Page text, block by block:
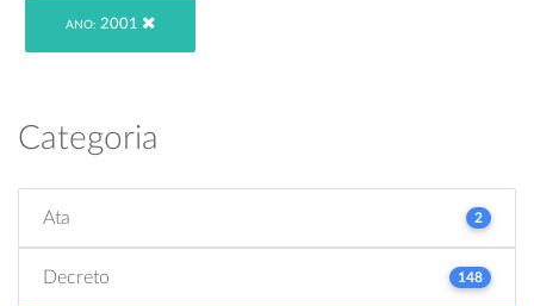
ANO: 2001
Categoria
Ata 2
Decreto 148